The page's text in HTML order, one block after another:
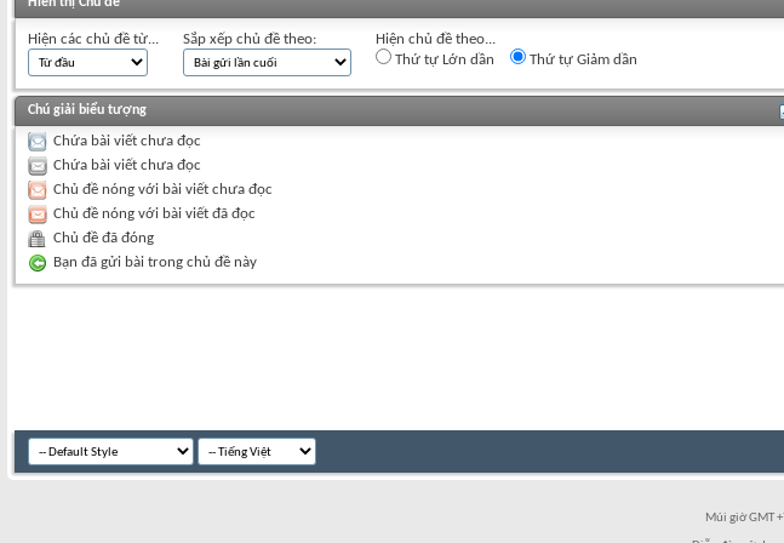
Hiện các chủ đề từ... Sắp xếp chủ đề theo:
Hiện chủ đề theo...
Thứ tự Lớn dần
Thứ tự Giảm dần
Chú giải biểu tượng
Chứa bài viết chưa đọc
Chứa bài viết chưa đọc
Chủ đề nóng với bài viết chưa đọc
Chủ đề nóng với bài viết đã đọc
Chủ đề đã đóng
Bạn đã gửi bài trong chủ đề này
Múi giờ GMT